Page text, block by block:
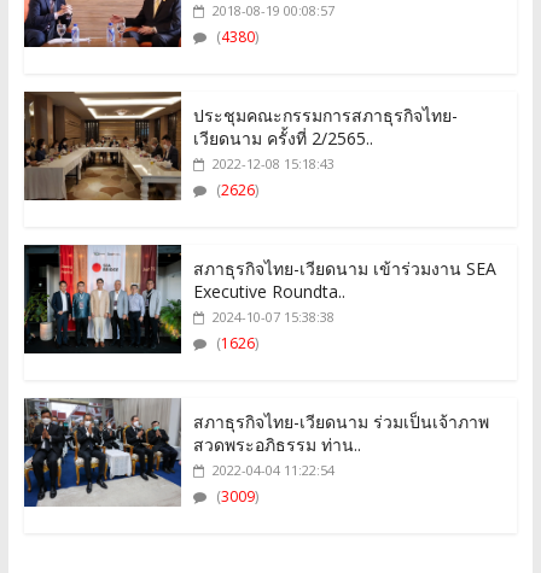
2018-08-19 00:08:57
(4380)
ประชุมคณะกรรมการสภาธุรกิจไทย-
เวียดนาม ครั้งที่ 2/2565..
2022-12-08 15:18:43
(2626)
สภาธุรกิจไทย-เวียดนาม เข้าร่วมงาน SEA
Executive Roundta..
2024-10-07 15:38:38
(1626)
สภาธุรกิจไทย-เวียดนาม ร่วมเป็นเจ้าภาพ
สวดพระอภิธรรม ท่าน..
2022-04-04 11:22:54
(3009)